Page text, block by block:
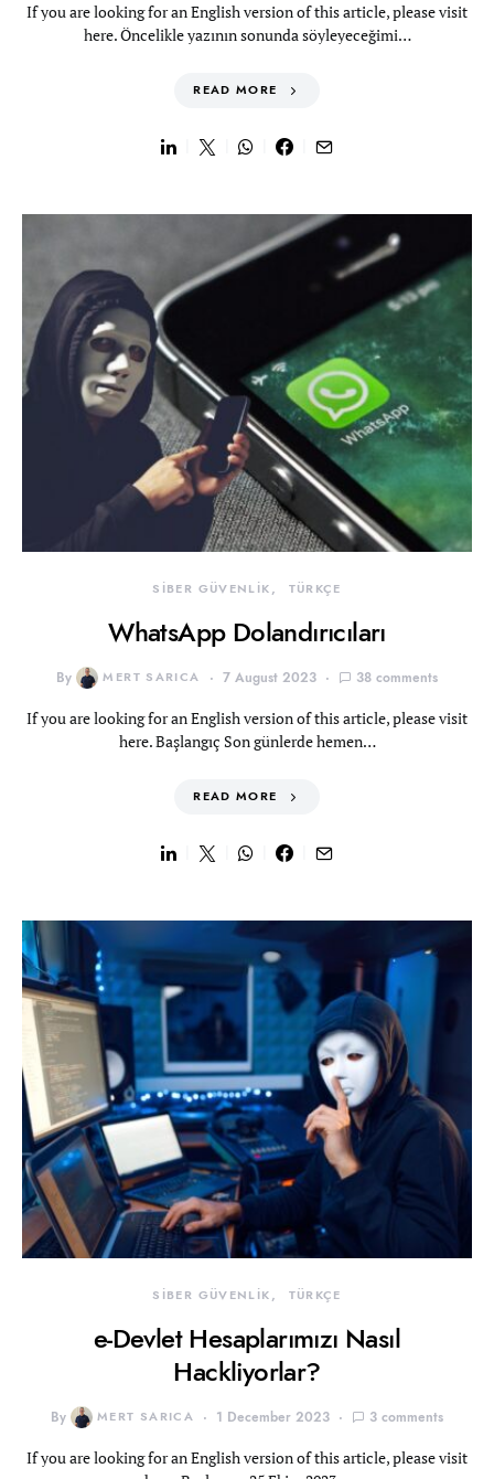
If you are looking for an English version of this article, please visit
here. Öncelikle yazının sonunda söyleyeceğimi…
READ MORE
SİBER GÜVENLİK TÜRKÇE
WhatsApp Dolandırıcıları
By MERT SARICA 7 August 2023 38 comments
If you are looking for an English version of this article, please visit
here. Başlangıç Son günlerde hemen…
READ MORE
SİBER GÜVENLİK TÜRKÇE
e-Devlet Hesaplarımızı Nasıl
Hackliyorlar?
By MERT SARICA 1 December 2023 3 comments
If you are looking for an English version of this article, please visit